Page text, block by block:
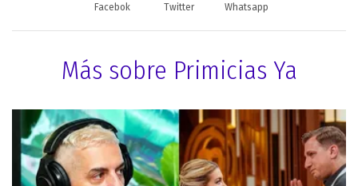
Facebok Twitter Whatsapp
Más sobre Primicias Ya